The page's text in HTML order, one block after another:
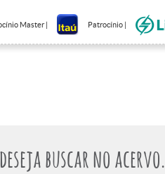
Master | Patrocínio |